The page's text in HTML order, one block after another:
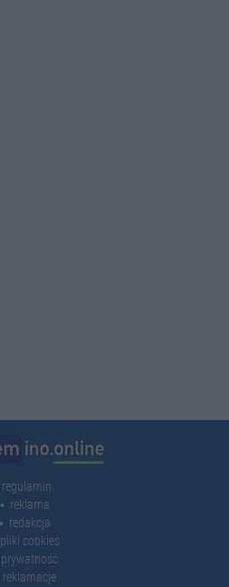
regulamin
reklama
redakcja
pliki cookies
prywatność
reklamacje